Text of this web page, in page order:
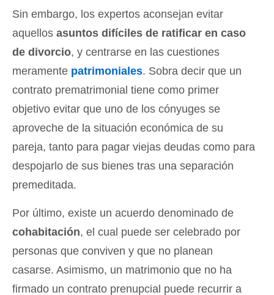
Sin embargo, los expertos aconsejan evitar
aquellos asuntos difíciles de ratificar en caso
de divorcio, y centrarse en las cuestiones
meramente patrimoniales. Sobra decir que un
contrato prematrimonial tiene como primer
objetivo evitar que uno de los cónyuges se
aproveche de la situación económica de su
pareja, tanto para pagar viejas deudas como para
despojarlo de sus bienes tras una separación
premeditada.
Por último, existe un acuerdo denominado de
cohabitación, el cual puede ser celebrado por
personas que conviven y que no planean
casarse. Asimismo, un matrimonio que no ha
firmado un contrato prenupcial puede recurrir a